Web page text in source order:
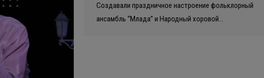
Создавали праздничное настроение фольклорный
ансамбль “Млада” и Народный хоровой…